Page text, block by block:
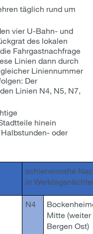
täglich rund um
vier U-Bahn- und
des lokalen
Fahrgastnachfrage
Linien dann durch
Liniennummer
Der
Linien N4, N5, N7,
hinein
oder
schienennahe
in
N4
Mitte
Bergen Ost)